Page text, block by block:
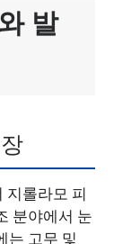
발
지롤라모 피
분야에서 눈
는 고무 및